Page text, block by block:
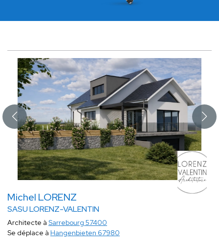
Michel LORENZ
SASU LORENZ-VALENTIN
Architecte à Sarrebourg 57400
Se déplace à Hangenbieten 67980